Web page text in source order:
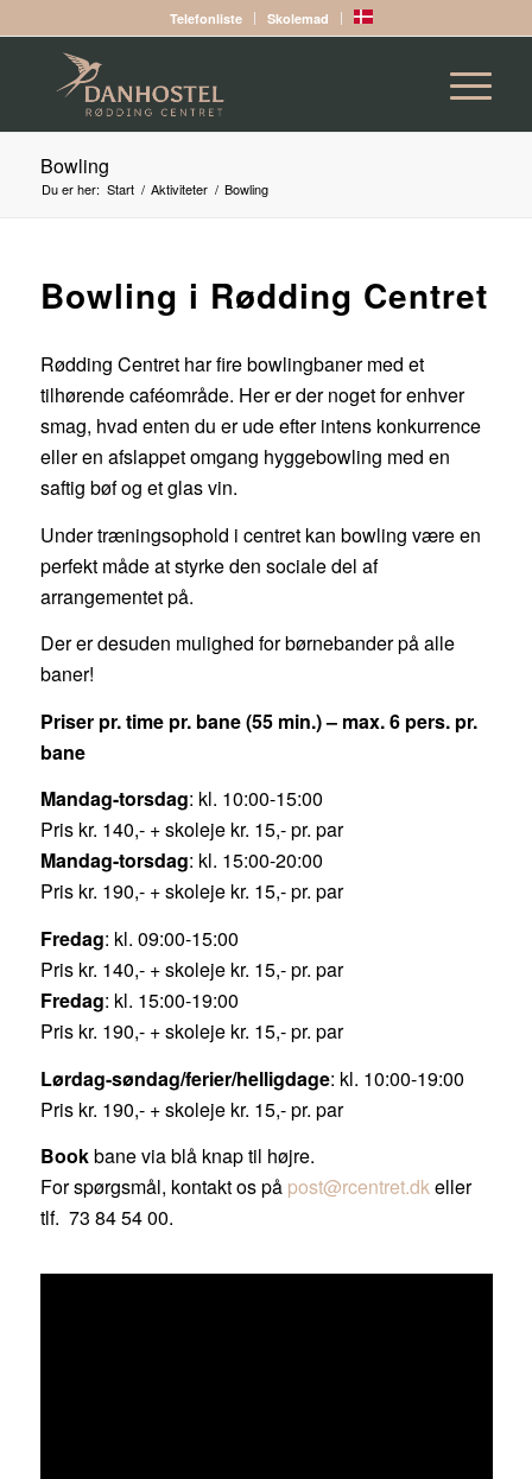
Telefonliste Skolemad
Bowling
Du er her: Start / Aktiviteter / Bowling
Bowling i Rødding Centret
Rødding Centret har fire bowlingbaner med et
tilhørende caféområde. Her er der noget for enhver
smag, hvad enten du er ude efter intens konkurrence
eller en afslappet omgang hyggebowling med en
saftig bøf og et glas vin.
Under træningsophold i centret kan bowling være en
perfekt måde at styrke den sociale del af
arrangementet på.
Der er desuden mulighed for børnebander på alle
baner!
Priser pr. time pr. bane (55 min.) – max. 6 pers. pr.
bane
Mandag-torsdag: kl. 10:00-15:00
Pris kr. 140,- + skoleje kr. 15,- pr. par
Mandag-torsdag: kl. 15:00-20:00
Pris kr. 190,- + skoleje kr. 15,- pr. par
Fredag: kl. 09:00-15:00
Pris kr. 140,- + skoleje kr. 15,- pr. par
Fredag: kl. 15:00-19:00
Pris kr. 190,- + skoleje kr. 15,- pr. par
Lørdag-søndag/ferier/helligdage: kl. 10:00-19:00
Pris kr. 190,- + skoleje kr. 15,- pr. par
Bookbane via blå knap til højre.
For spørgsmål, kontakt os på post@rcentret.dkeller
tlf. 73 84 54 00.